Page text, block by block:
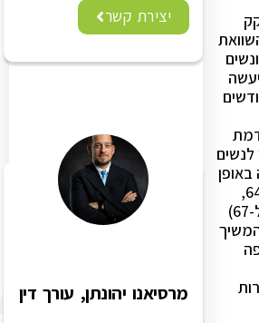
67, תיעשה
של 4 חודשים
משמעותי (מגיל 60 ל-64,
לעומת גברים מגל 65 ל-67)
יצירת קשר
מרסיאנו יהונתן, עורך דין